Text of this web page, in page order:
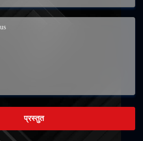
प्रस्तुत